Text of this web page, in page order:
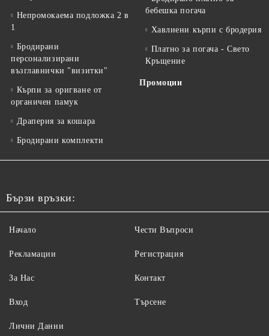
Непромокаема подложка 2 в
1
Бродирани
персонализирани
възглавнички "визитки"
Кърпи за оригване от
органичен памук
Драперия за кошара
Бродирани комплекти
бебешка погача
Хавлиени кърпи с бродерия
Платно за погача - Свето
Кръщение
Промоции
Бързи връзки:
Начало
Рекламации
За Нас
Вход
Чести Въпроси
Регистрация
Контакт
Търсене
Лични Данни